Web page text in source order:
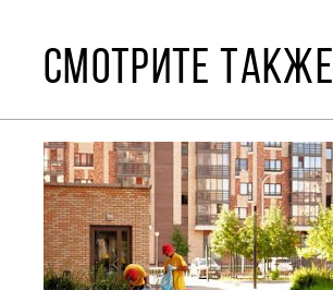
СМОТРИТЕ ТАКЖЕ